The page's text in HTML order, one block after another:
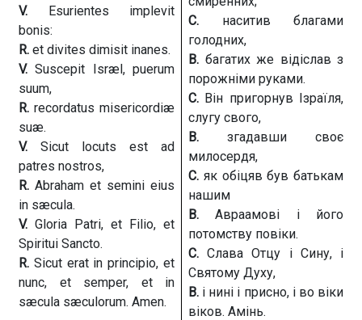
V. Esurientes implevit
bonis:
R. et divites dimisit inanes.
V. Suscepit Isræl, puerum
suum,
R. recordatus misericordiæ
suæ.
V. Sicut locuts est ad
patres nostros,
R. Abraham et semini eius
in sæcula.
V. Gloria Patri, et Filio, et
Spiritui Sancto.
R. Sicut erat in principio, et
nunc, et semper, et in
sæcula sæculorum. Amen.
С. наситив благами
голодних,
В. багатих же відіслав з
порожніми руками.
С. Він пригорнув Ізраїля,
слугу свого,
В. згадавши своє
милосердя,
С. як обіцяв був батькам
нашим
В. Авраамові і його
потомству повіки.
С. Слава Отцу і Сину, і
Святому Духу,
В. і нині і присно, і во віки
віков. Амінь.